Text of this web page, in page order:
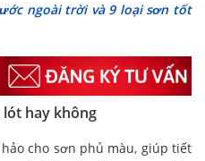
ngoài trời và 9 loại sơn tốt
hay không
cho sơn phủ màu, giúp tiết